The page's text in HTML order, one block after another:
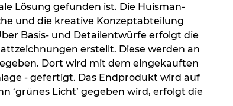
Lösung gefunden ist. Die Huisman-
und die kreative Konzeptabteilung
Basis- und Detailentwürfe erfolgt die
erstellt. Diese werden an
Dort wird mit dem eingekauften
- gefertigt. Das Endprodukt wird auf
‘grünes Licht’ gegeben wird, erfolgt die